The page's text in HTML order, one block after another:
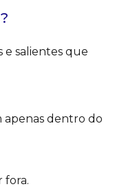
e salientes que
apenas dentro do
fora.